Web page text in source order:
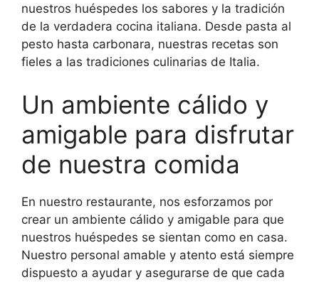
nuestros huéspedes los sabores y la tradición
de la verdadera cocina italiana. Desde pasta al
pesto hasta carbonara, nuestras recetas son
fieles a las tradiciones culinarias de Italia.
Un ambiente cálido y
amigable para disfrutar
de nuestra comida
En nuestro restaurante, nos esforzamos por
crear un ambiente cálido y amigable para que
nuestros huéspedes se sientan como en casa.
Nuestro personal amable y atento está siempre
dispuesto a ayudar y asegurarse de que cada